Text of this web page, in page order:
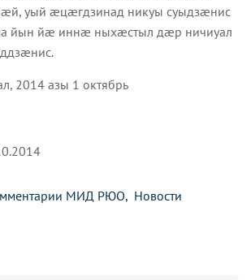
уый æцæгдзинад никуы суыдзæнис
йын йæ иннæ ныхæстыл дæр ничиуал
2014 азы 1 октябрь
МИД РЮО Новости